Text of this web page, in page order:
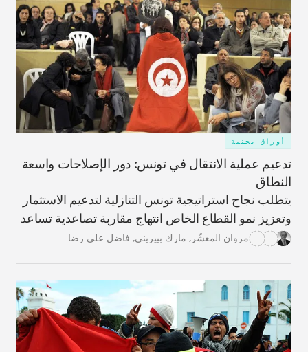
أوراق بحثية
تدعيم عملية الانتقال في تونس: دور الإصلاحات واسعة
النطاق
يتطلب نجاح استراتيجية تونس التنازلية لتدعيم الاستثمار
وتعزيز نمو القطاع الخاص انتهاج مقاربة تصاعدية تساعد
على التصدّي للتحديات الأكثر إلحاحاً.
مروان المعشّر , مارك بييريني, فاضل علي رضا